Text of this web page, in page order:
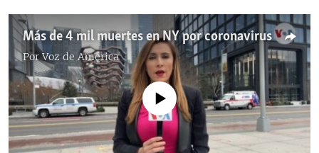
Más de 4 mil muertes en NY por coronavirus
PorVoz de América
No media source currently available